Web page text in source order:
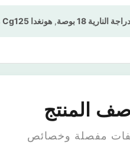
18 بوصة , هونغدا Cg125 مركز عجلات الدراجة النارية
المنتج
مفصلة وخصائص